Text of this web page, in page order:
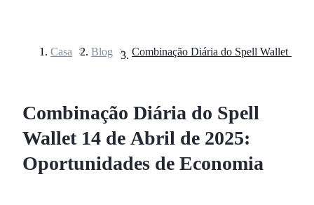
Casa > Blog >
Combinação Diária do Spell
Wallet 14 de Abril de 2025:
Oportunidades de Economia